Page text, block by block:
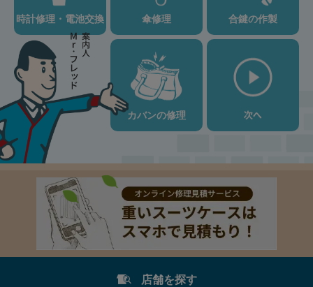
印鑑・はんこの作製 ダビング
包丁研ぎ 杖先の修理
店舗を探す
オンライン修理見積もりサービス（配送修理）
よくあるご質問
お問い合わせ
採用情報
CLOSE
時計修理・電池交換 傘修理 合鍵の作製
カバンの修理
店舗を探す